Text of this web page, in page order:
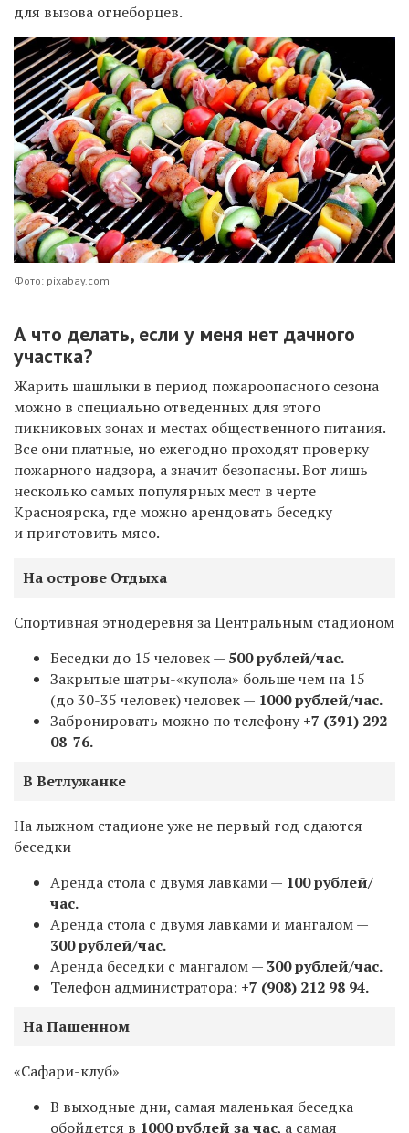
для вызова огнеборцев.
Фото: pixabay.com
А что делать, если у меня нет дачного
участка?
Жарить шашлыки в период пожароопасного сезона
можно в специально отведенных для этого
пикниковых зонах и местах общественного питания.
Все они платные, но ежегодно проходят проверку
пожарного надзора, а значит безопасны. Вот лишь
несколько самых популярных мест в черте
Красноярска, где можно арендовать беседку
и приготовить мясо.
На острове Отдыха
Спортивная этнодеревня за Центральным стадионом
Беседки до 15 человек — 500 рублей/час.
Закрытые шатры-«купола» больше чем на 15
(до 30-35 человек) человек — 1000 рублей/час.
Забронировать можно по телефону+7 (391) 292-
08-76.
В Ветлужанке
На лыжном стадионе уже не первый год сдаются
беседки
Аренда стола с двумя лавками — 100 рублей/
час.
Аренда стола с двумя лавками и мангалом —
300 рублей/час.
Аренда беседки с мангалом — 300 рублей/час.
Телефон администратора: +7 (908) 212 98 94.
На Пашенном
«Сафари-клуб»
В выходные дни, самая маленькая беседка
обойдется в 1000 рублей за час, а самая